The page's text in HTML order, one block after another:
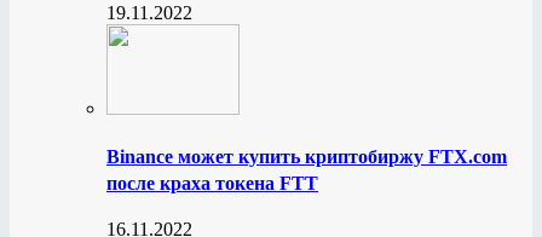
19.11.2022
Binance может купить криптобиржу FTX.com
после краха токена FTT
16.11.2022